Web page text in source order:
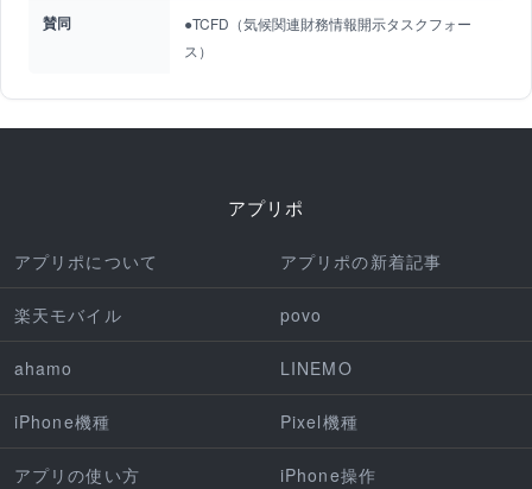
賛同
●TCFD（気候関連財務情報開示タスクフォー
ス）
アプリポ
アプリポについて アプリポの新着記事
楽天モバイル povo
ahamo LINEMO
iPhone機種 Pixel機種
アプリの使い方 iPhone操作